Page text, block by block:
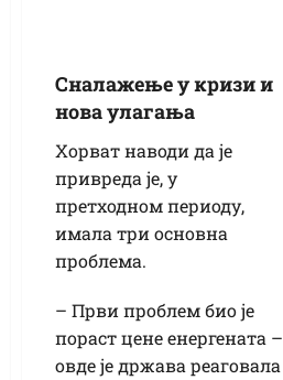
Сналажење у кризи и
нова улагања
Хорват наводи да је
привреда је, у
претходном периоду,
имала три основна
проблема.
– Први проблем био је
пораст цене енергената –
овде је држава реаговала